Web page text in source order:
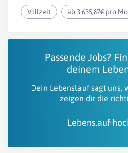
Vollzeit ab 3.635,87€ pro
Passende Jobs?
deinem
Dein Lebenslauf sagt uns,
zeigen dir die
Lebenslauf